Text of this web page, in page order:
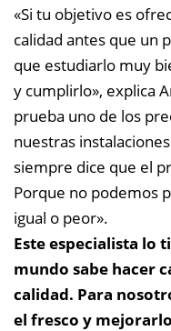
«Si tu objetivo es
calidad antes que un
que estudiarlo muy
y cumplirlo», explica
prueba uno de los
nuestras
siempre dice que el
Porque no podemos
igual o peor».
Este especialista lo
mundo sabe hacer
calidad. Para
el fresco y